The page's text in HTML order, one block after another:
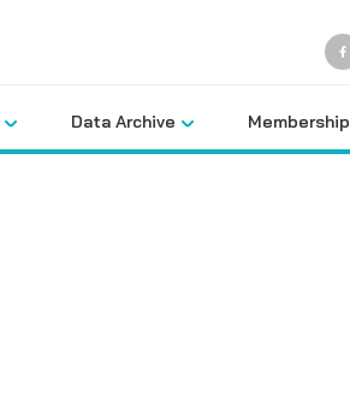
Data Archive Membership